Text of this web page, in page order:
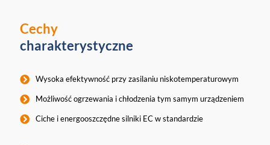
Cechy
charakterystyczne
Wysoka efektywność przy zasilaniu niskotemperaturowym
Możliwość ogrzewania i chłodzenia tym samym urządzeniem
Ciche i energooszczędne silniki EC w standardzie